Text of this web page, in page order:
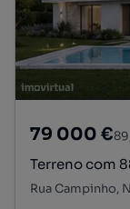
79 000 €